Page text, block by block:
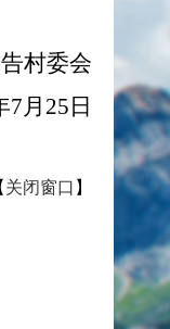
村委会
7月25日
关闭窗口 】